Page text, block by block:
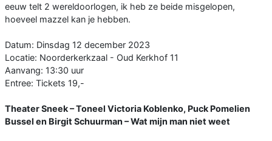
eeuw telt 2 wereldoorlogen, ik heb ze beide misgelopen,
hoeveel mazzel kan je hebben.
Datum: Dinsdag 12 december 2023
Locatie: Noorderkerkzaal - Oud Kerkhof 11
Aanvang: 13:30 uur
Entree: Tickets 19,-
Theater Sneek – Toneel Victoria Koblenko, Puck Pomelien
Bussel en Birgit Schuurman – Wat mijn man niet weet